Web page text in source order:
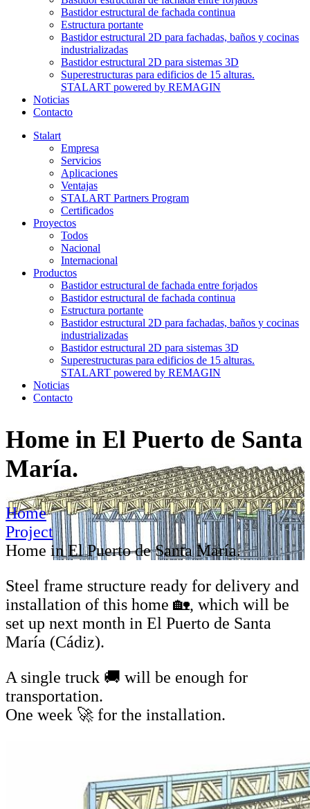
Bastidor estructural de fachada continua
Estructura portante
Bastidor estructural 2D para fachadas, baños y cocinas
industrializadas
Bastidor estructural 2D para sistemas 3D
Superestructuras para edificios de 15 alturas.
STALART powered by REMAGIN
Noticias
Contacto
Stalart
Empresa
Servicios
Aplicaciones
Ventajas
STALART Partners Program
Certificados
Proyectos
Todos
Nacional
Internacional
Productos
Bastidor estructural de fachada entre forjados
Bastidor estructural de fachada continua
Estructura portante
Bastidor estructural 2D para fachadas, baños y cocinas
industrializadas
Bastidor estructural 2D para sistemas 3D
Superestructuras para edificios de 15 alturas.
STALART powered by REMAGIN
Noticias
Contacto
Home in El Puerto de Santa
María.
Home
Project
Home in El Puerto de Santa María.
Steel frame structure ready for delivery and
installation of this home 🏡, which will be
set up next month in El Puerto de Santa
María (Cádiz).
A single truck 🚚 will be enough for
transportation.
One week 🚀 for the installation.